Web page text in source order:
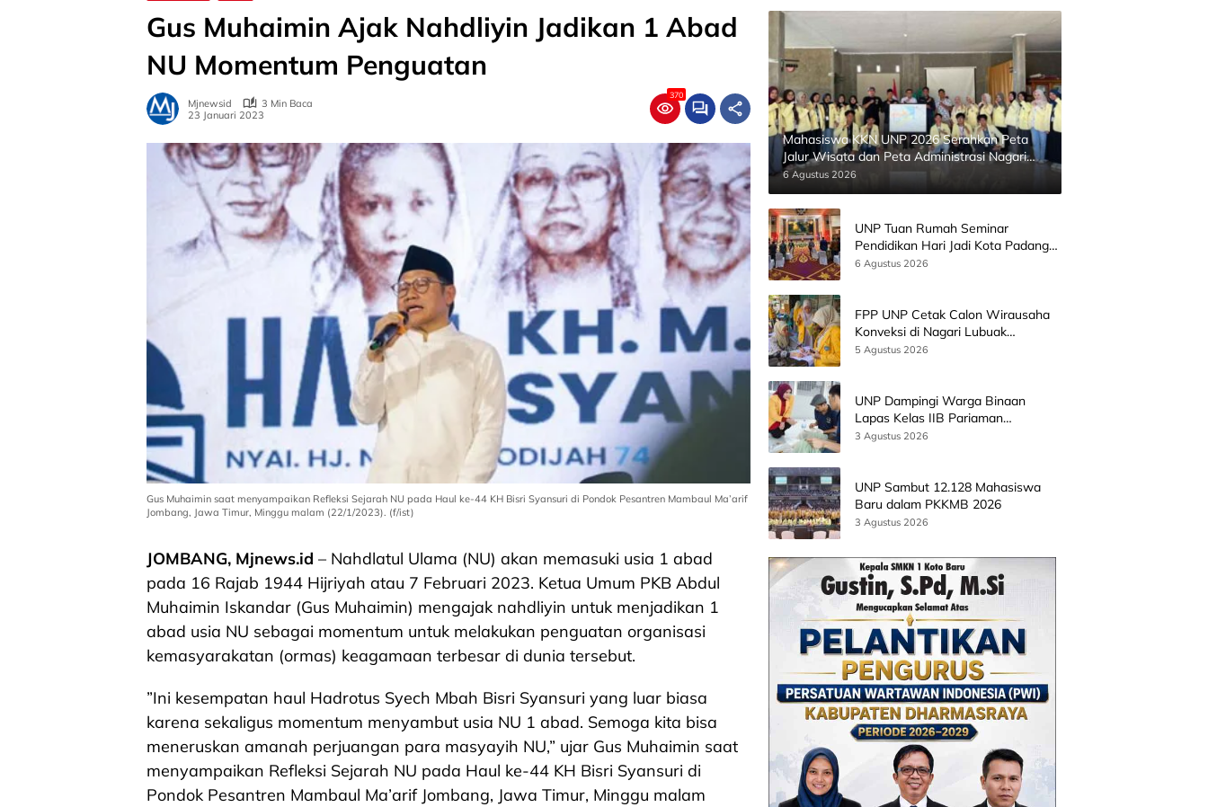
Gus Muhaimin Ajak Nahdliyin Jadikan 1 Abad
NU Momentum Penguatan
Mjnewsid
3 Min Baca
23 Januari 2023
370
Gus Muhaimin saat menyampaikan Refleksi Sejarah NU pada Haul ke-44 KH Bisri Syansuri di Pondok Pesantren Mambaul Ma’arif
Jombang, Jawa Timur, Minggu malam (22/1/2023). (f/ist)
JOMBANG, Mjnews.id – Nahdlatul Ulama (NU) akan memasuki usia 1 abad
pada 16 Rajab 1944 Hijriyah atau 7 Februari 2023. Ketua Umum PKB Abdul
Muhaimin Iskandar (Gus Muhaimin) mengajak nahdliyin untuk menjadikan 1
abad usia NU sebagai momentum untuk melakukan penguatan organisasi
kemasyarakatan (ormas) keagamaan terbesar di dunia tersebut.
”Ini kesempatan haul Hadrotus Syech Mbah Bisri Syansuri yang luar biasa
karena sekaligus momentum menyambut usia NU 1 abad. Semoga kita bisa
meneruskan amanah perjuangan para masyayih NU,” ujar Gus Muhaimin saat
menyampaikan Refleksi Sejarah NU pada Haul ke-44 KH Bisri Syansuri di
Pondok Pesantren Mambaul Ma’arif Jombang, Jawa Timur, Minggu malam
Mahasiswa KKN UNP 2026 Serahkan Peta
Jalur Wisata dan Peta Administrasi Nagari
Paninggahan
6 Agustus 2026
UNP Tuan Rumah Seminar
Pendidikan Hari Jadi Kota Padang
Bersama Wamen Diktisainstek dan
6 Agustus 2026
FPP UNP Cetak Calon Wirausaha
Konveksi di Nagari Lubuak
Batingkok Limapuluh Kota
5 Agustus 2026
UNP Dampingi Warga Binaan
Lapas Kelas IIB Pariaman
Kembangkan Produk Kreatif
3 Agustus 2026
UNP Sambut 12.128 Mahasiswa
Baru dalam PKKMB 2026
3 Agustus 2026